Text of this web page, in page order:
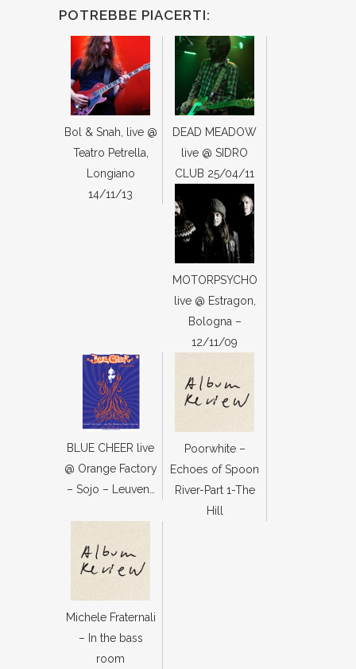
POTREBBE PIACERTI:
Bol & Snah, live @
Teatro Petrella,
Longiano
14/11/13
DEAD MEADOW
live @ SIDRO
CLUB 25/04/11
MOTORPSYCHO
live @ Estragon,
Bologna –
12/11/09
BLUE CHEER live
@ Orange Factory
– Sojo – Leuven…
Poorwhite –
Echoes of Spoon
River-Part 1-The
Hill
Michele Fraternali
– In the bass
room